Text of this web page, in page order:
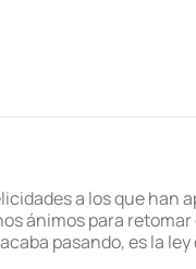
a los que
ánimos para
pasando, es la